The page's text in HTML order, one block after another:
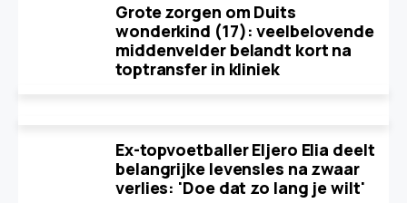
Grote zorgen om Duits
wonderkind (17): veelbelovende
middenvelder belandt kort na
toptransfer in kliniek
Ex-topvoetballer Eljero Elia deelt
belangrijke levensles na zwaar
verlies: 'Doe dat zo lang je wilt'